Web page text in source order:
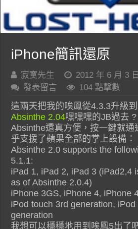
iPhone簡訊還原
寂寞先生 2012 年 6 月 3 日
發表留言
104 點擊數
這兩天把我的唉鳳從4.3.3升級
Absinthe 2.04嘿嘿嘿的JB過去
Absinthe還真方便，按一鍵就通
乎支援了蘋果全部的掌上設備：
Absinthe 2.0 supports the
5.1.1:
iPad 1, iPad 2, iPad 3 (iPad2,4
as of Absinthe 2.0.4)
iPhone 3GS, iPhone 4, iPhone
iPod touch 3rd generation, iPod
generation
我想可以穩穩地用到唉鳳5出了